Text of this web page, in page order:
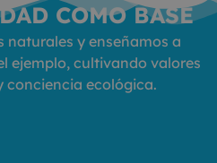
COMO BASE
naturales y enseñamos a
ejemplo, cultivando valores
conciencia ecológica.